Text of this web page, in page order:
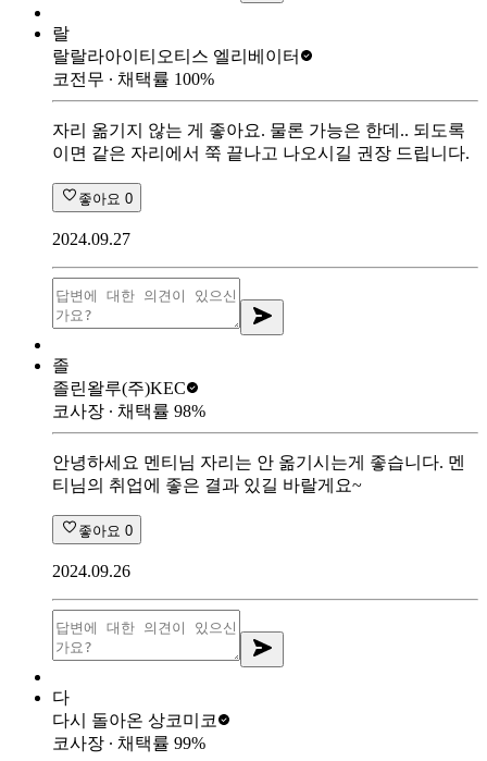
랄
랄랄라아이티 오티스 엘리베이터
코전무 ∙ 채택률 100%
자리 옮기지 않는 게 좋아요. 물론 가능은 한데.. 되도록
이면 같은 자리에서 쭉 끝나고 나오시길 권장 드립니다.
좋아요 0
2024.09.27
졸
졸린왈루(주)KEC
코사장 ∙ 채택률 98%
안녕하세요 멘티님 자리는 안 옮기시는게 좋습니다. 멘
티님의 취업에 좋은 결과 있길 바랄게요~
좋아요 0
2024.09.26
다
다시 돌아온 상코미코
코사장 ∙ 채택률 99%